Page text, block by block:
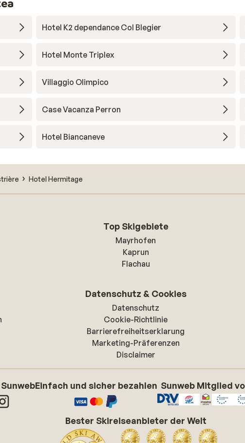
Hotel K2 dependance Col Blegier
Hotel Monte Triplex
Villaggio Olimpico
Case Vacanza Perron
Hotel Biancaneve
Hotel Hermitage
Top Skigebiete
Mayrhofen
Kaprun
Flachau
Datenschutz & Cookies
Datenschutz
Cookie-Richtlinie
Barrierefreiheitserklarung
Marketing-Präferenzen
Disclaimer
Einfach und sicher bezahlen Sunweb Mitglied
Bester Skireiseanbieter der Welt